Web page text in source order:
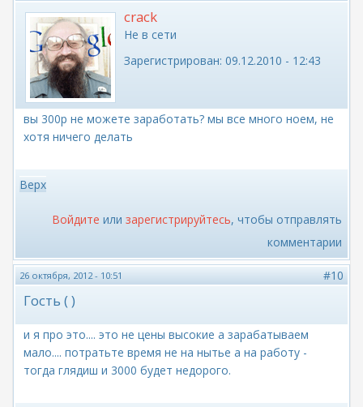
crack
Не в сети
Зарегистрирован: 09.12.2010 - 12:43
вы 300р не можете заработать? мы все много ноем, не
хотя ничего делать
Верх
Войдите или зарегистрируйтесь, чтобы отправлять
комментарии
26 октября, 2012 - 10:51 #10
Гость ( )
и я про это.... это не цены высокие а зарабатываем
мало.... потратьте время не на нытье а на работу -
тогда глядиш и 3000 будет недорого.